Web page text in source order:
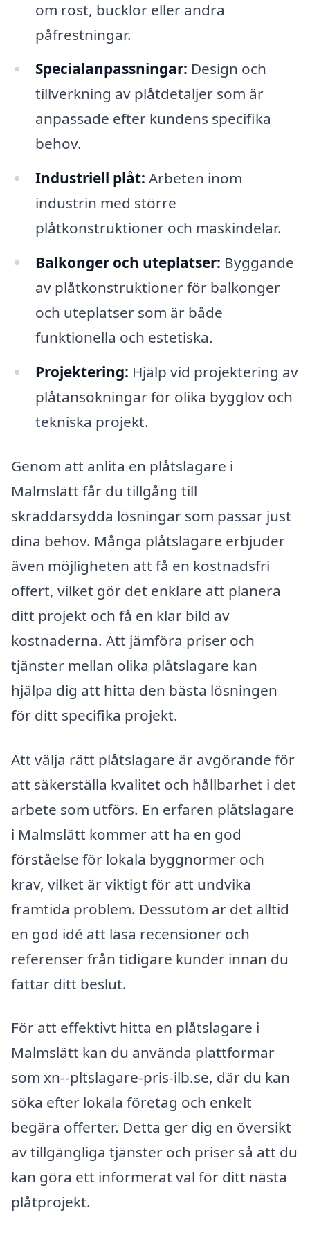
om rost, bucklor eller andra
påfrestningar.
Specialanpassningar: Design och
tillverkning av plåtdetaljer som är
anpassade efter kundens specifika
behov.
Industriell plåt: Arbeten inom
industrin med större
plåtkonstruktioner och maskindelar.
Balkonger och uteplatser: Byggande
av plåtkonstruktioner för balkonger
och uteplatser som är både
funktionella och estetiska.
Projektering: Hjälp vid projektering av
plåtansökningar för olika bygglov och
tekniska projekt.
Genom att anlita en plåtslagare i
Malmslätt får du tillgång till
skräddarsydda lösningar som passar just
dina behov. Många plåtslagare erbjuder
även möjligheten att få en kostnadsfri
offert, vilket gör det enklare att planera
ditt projekt och få en klar bild av
kostnaderna. Att jämföra priser och
tjänster mellan olika plåtslagare kan
hjälpa dig att hitta den bästa lösningen
för ditt specifika projekt.
Att välja rätt plåtslagare är avgörande för
att säkerställa kvalitet och hållbarhet i det
arbete som utförs. En erfaren plåtslagare
i Malmslätt kommer att ha en god
förståelse för lokala byggnormer och
krav, vilket är viktigt för att undvika
framtida problem. Dessutom är det alltid
en god idé att läsa recensioner och
referenser från tidigare kunder innan du
fattar ditt beslut.
För att effektivt hitta en plåtslagare i
Malmslätt kan du använda plattformar
som xn--pltslagare-pris-ilb.se, där du kan
söka efter lokala företag och enkelt
begära offerter. Detta ger dig en översikt
av tillgängliga tjänster och priser så att du
kan göra ett informerat val för ditt nästa
plåtprojekt.